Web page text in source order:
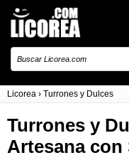
Licorea › Turrones y Dulces
Turrones y
Artesana con